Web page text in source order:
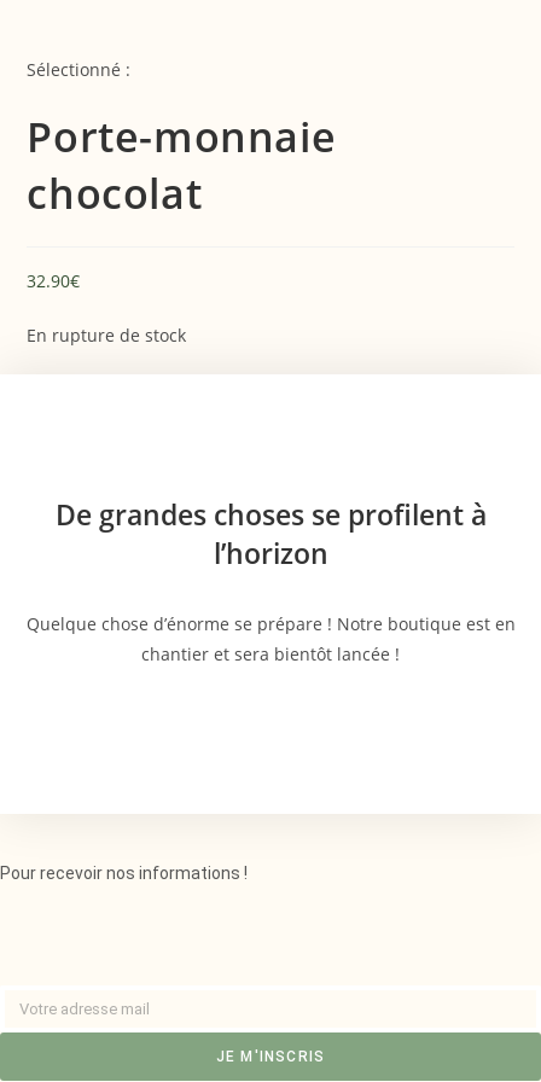
Sélectionné :
Porte-monnaie
chocolat
32.90€
En rupture de stock
De grandes choses se profilent à
l’horizon
Quelque chose d’énorme se prépare ! Notre boutique est en
chantier et sera bientôt lancée !
Pour recevoir nos informations !
JE M'INSCRIS